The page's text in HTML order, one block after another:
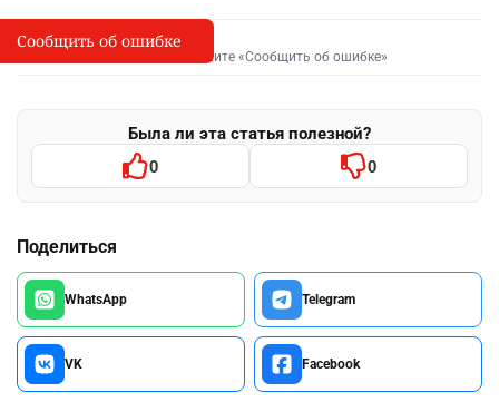
I
Сообщить об опечатке
Выделите фрагмент и нажмите «Сообщить об ошибке»
Была ли эта статья полезной?
0 0
Поделиться
WhatsApp Telegram
VK Facebook
Сообщить об ошибке